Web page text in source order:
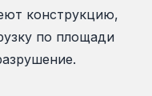
конструкцию,
по площади